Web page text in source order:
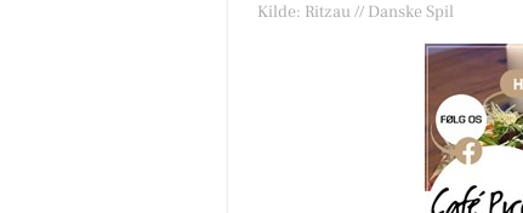
Kilde: Ritzau // Danske Spil